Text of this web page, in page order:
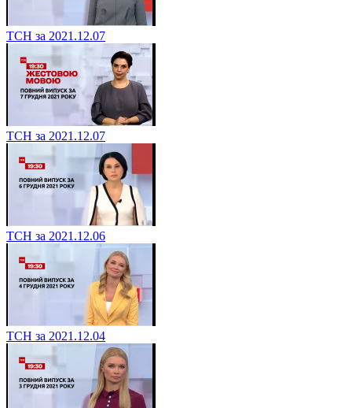
ТСН за 2021.12.07
ТСН за 2021.12.07
ТСН за 2021.12.06
ТСН за 2021.12.04